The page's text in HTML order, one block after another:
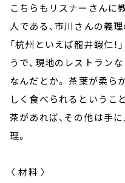
こちらもリスナーさんに
人である、市川さんの義
「杭州といえば龍井蝦仁
うで、現地のレストラン
なんだとか。 茶葉が柔ら
しく食べられるというこ
茶があれば、その他は手
理。
〈 材料 〉